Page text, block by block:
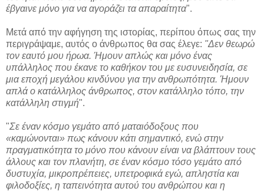
έβγαινε μόνο για να αγοράζει τα απαραίτητα".
Μετά από την αφήγηση της ιστορίας, περίπου όπως σας την
περιγράψαμε, αυτός ο άνθρωπος θα σας έλεγε: "Δεν θεωρώ
τον εαυτό μου ήρωα. Ήμουν απλώς και μόνο ένας
υπάλληλος που έκανε το καθήκον του με ευσυνειδησία, σε
μια εποχή μεγάλου κινδύνου για την ανθρωπότητα. Ήμουν
απλά ο κατάλληλος άνθρωπος, στον κατάλληλο τόπο, την
κατάλληλη στιγμή".
"Σε έναν κόσμο γεμάτο από ματαιόδοξους που
«καμώνονται» πως κάνουν κάτι σημαντικό, ενώ στην
πραγματικότητα το μόνο που κάνουν είναι να βλάπτουν τους
άλλους και τον πλανήτη, σε έναν κόσμο τόσο γεμάτο από
δυστυχία, μικροπρέπειες, υπετροφικά εγώ, απληστία και
φιλοδοξίες, η ταπεινότητα αυτού του ανθρώπου και η